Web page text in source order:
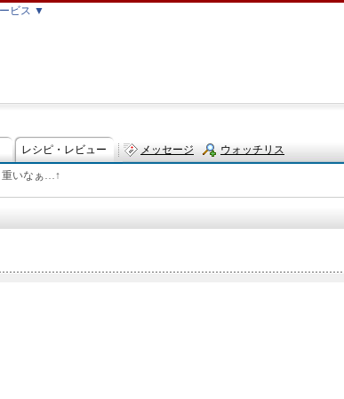
ビス ▼
レシピ・レビュー メッセージ ウォッチリス
重いなぁ…↑